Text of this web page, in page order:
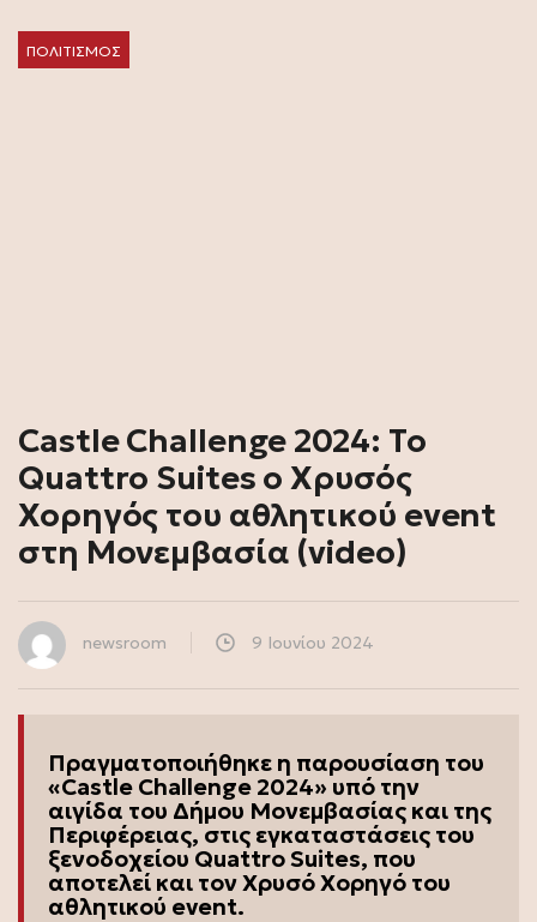
ΠΟΛΙΤΙΣΜΟΣ
Castle Challenge 2024: Το
Quattro Suites ο Χρυσός
Χορηγός του αθλητικού event
στη Μονεμβασία (video)
newsroom 9 Ιουνίου 2024
Πραγματοποιήθηκε η παρουσίαση του
«Castle Challenge 2024» υπό την
αιγίδα του Δήμου Μονεμβασίας και της
Περιφέρειας, στις εγκαταστάσεις του
ξενοδοχείου Quattro Suites, που
αποτελεί και τον Χρυσό Χορηγό του
αθλητικού event.